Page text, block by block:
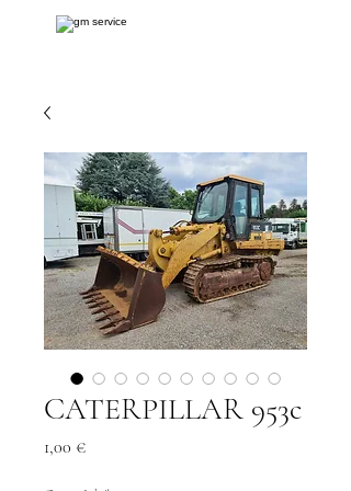
CATERPILLAR 953c
1,00 €Prezzo